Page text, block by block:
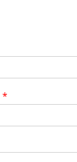
*